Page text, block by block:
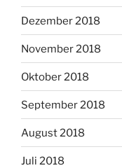
Dezember 2018
November 2018
Oktober 2018
September 2018
August 2018
Juli 2018